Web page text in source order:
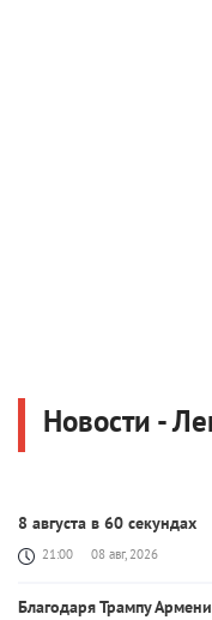
Новости -
8 августа в 60 секундах
21:00 08 авг, 2026
Благодаря Трампу